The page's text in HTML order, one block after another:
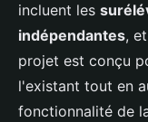
incluent les
indépendantes,
projet est conçu
l'existant tout en
fonctionnalité de